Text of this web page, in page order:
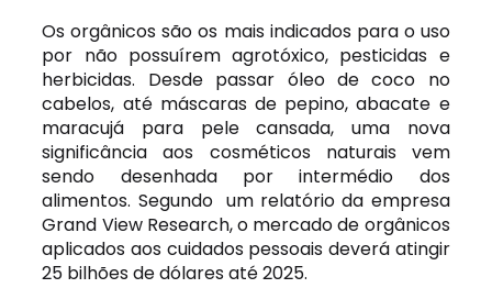
Os orgânicos são os mais indicados para o uso
por não possuírem agrotóxico, pesticidas e
herbicidas. Desde passar óleo de coco no
cabelos, até máscaras de pepino, abacate e
maracujá para pele cansada, uma nova
significância aos cosméticos naturais vem
sendo desenhada por intermédio dos
alimentos. Segundo um relatório da empresa
Grand View Research, o mercado de orgânicos
aplicados aos cuidados pessoais deverá atingir
25 bilhões de dólares até 2025.